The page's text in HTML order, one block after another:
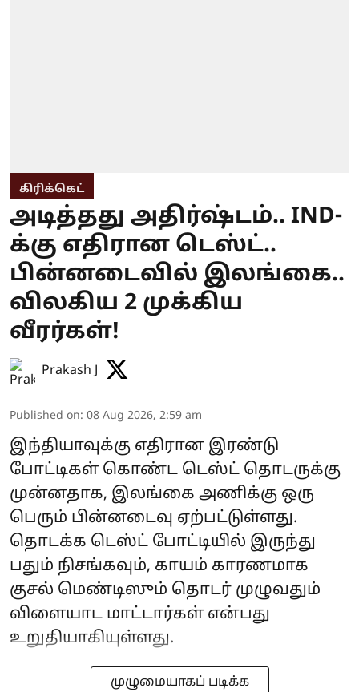
கிரிக்கெட்
அடித்தது அதிர்ஷ்டம்.. IND-
க்கு எதிரான டெஸ்ட்..
பின்னடைவில் இலங்கை..
விலகிய 2 முக்கிய
வீரர்கள்!
Prakash J
Published on: 08 Aug 2026, 2:59 am
இந்தியாவுக்கு எதிரான இரண்டு
போட்டிகள் கொண்ட டெஸ்ட் தொடருக்கு
முன்னதாக, இலங்கை அணிக்கு ஒரு
பெரும் பின்னடைவு ஏற்பட்டுள்ளது.
தொடக்க டெஸ்ட் போட்டியில் இருந்து
பதும் நிசங்கவும், காயம் காரணமாக
குசல் மெண்டிஸும் தொடர் முழுவதும்
விளையாட மாட்டார்கள் என்பது
உறுதியாகியுள்ளது.
முழுமையாகப் படிக்க